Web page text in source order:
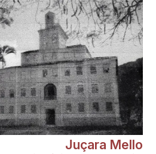
Juçara Mello